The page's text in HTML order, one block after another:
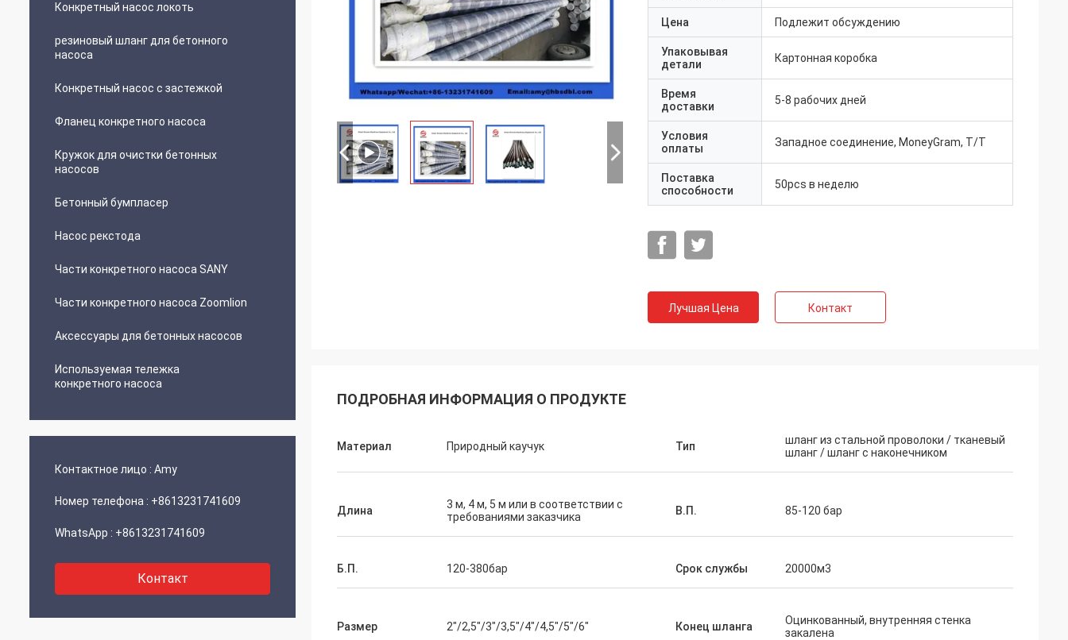
Конкретный насос локоть
резиновый шланг для бетонного
насоса
Конкретный насос с застежкой
Фланец конкретного насоса
Кружок для очистки бетонных
насосов
Бетонный бумпласер
Насос рекстода
Части конкретного насоса SANY
Части конкретного насоса Zoomlion
Аксессуары для бетонных насосов
Используемая тележка
конкретного насоса
Контактное лицо : Amy
Номер телефона : +8613231741609
WhatsApp : +8613231741609
Контакт
Цена Подлежит обсуждению
Упаковывая
детали
Картонная коробка
Время
доставки
5-8 рабочих дней
Условия
оплаты
Западное соединение, MoneyGram, T/T
Поставка
способности
50pcs в неделю
Лучшая Цена Контакт
ПОДРОБНАЯ ИНФОРМАЦИЯ О ПРОДУКТЕ
Материал Природный каучук Тип
шланг из стальной проволоки / тканевый
шланг / шланг с наконечником
Длина
3 м, 4 м, 5 м или в соответствии с
требованиями заказчика
В.П. 85-120 бар
Б.П. 120-380бар Срок службы 20000м3
Размер 2"/2,5"/3"/3,5"/4"/4,5"/5"/6" Конец шланга
Оцинкованный, внутренняя стенка
закалена